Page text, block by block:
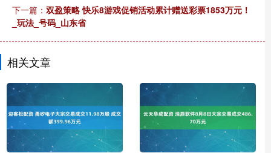
下一篇： 双盈策略 快乐8游戏促销活动累计赠送彩票1853万元！
_玩法_号码_山东省
相关文章